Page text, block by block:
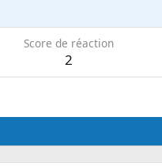
Score de réaction
2